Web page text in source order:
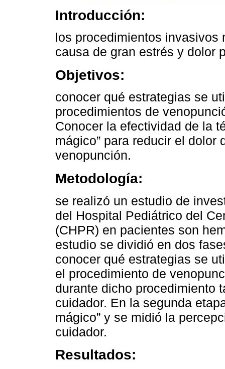
Introducción:
los procedimientos invasivos
causa de gran estrés y dolor
Objetivos:
conocer qué estrategias se
procedimientos de
Conocer la efectividad de la
mágico” para reducir el dolor
venopunción.
Metodología:
se realizó un estudio de
del Hospital Pediátrico del
(CHPR) en pacientes son
estudio se dividió en dos
conocer qué estrategias se
el procedimiento de
durante dicho procedimiento
cuidador. En la segunda
mágico” y se midió la
cuidador.
Resultados: